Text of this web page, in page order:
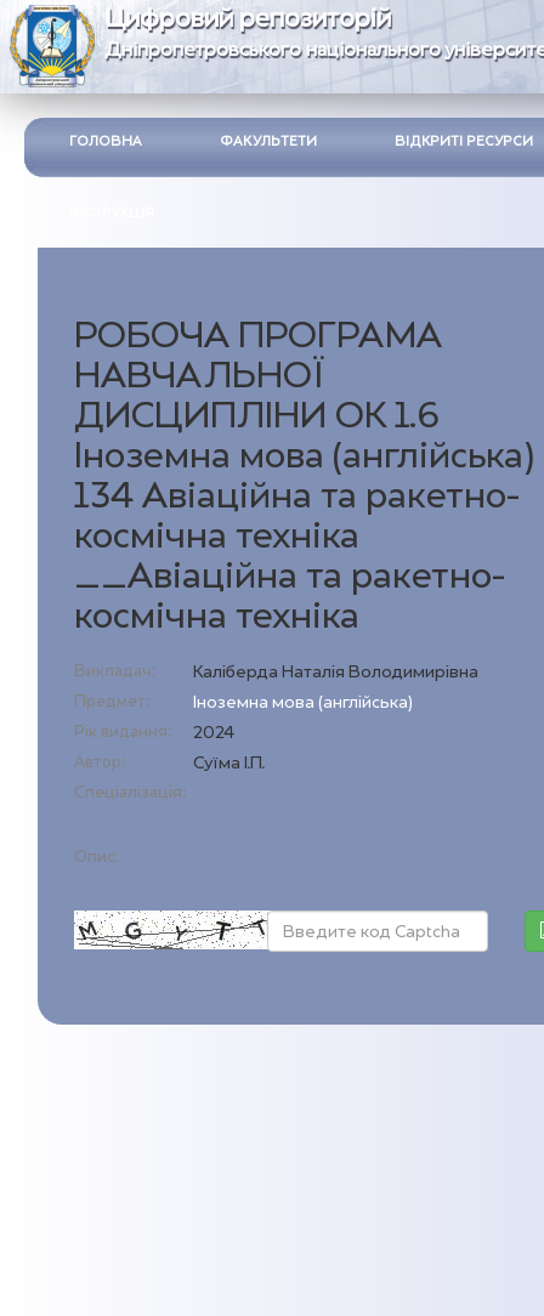
Цифровий репозиторій
Дніпропетровського національного
ГОЛОВНА ФАКУЛЬТЕТИ ВІДКРИТІ РЕСУРСИ
РОБОЧА ПРОГРАМА
НАВЧАЛЬНОЇ
ДИСЦИПЛІНИ ОК 1.6
Іноземна мова (англійська)
134 Авіаційна та ракетно-
космічна техніка
__Авіаційна та ракетно-
космічна техніка
Викладач: Каліберда Наталія Володимирівна
Предмет: Іноземна мова (англійська)
Рік видання: 2024
Автор: Суїма І.П.
Спеціалізація:
Опис: